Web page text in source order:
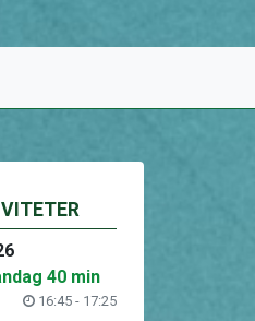
40 min
16:45 - 17:25